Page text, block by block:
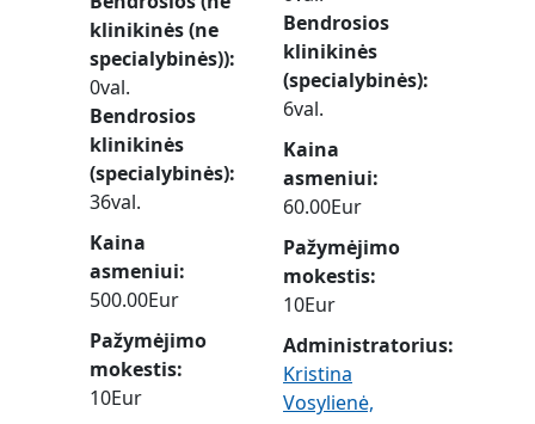
klinikinės (ne
specialybinės))
0val.
Bendrosios
klinikinės
(specialybinės)
36val.
Kaina
asmeniui
500.00Eur
Pažymėjimo
mokestis
10Eur
Bendrosios
klinikinės
(specialybinės)
6val.
Kaina
asmeniui
60.00Eur
Pažymėjimo
mokestis
10Eur
Administratorius:
Kristina
Vosylienė,